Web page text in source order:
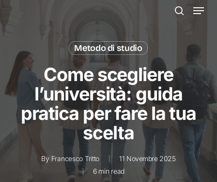
Menu
Metodo di studio
Come scegliere
l’università: guida
pratica per fare la tua
scelta
By Francesco Tritto
11 Novembre 2025
6 min read